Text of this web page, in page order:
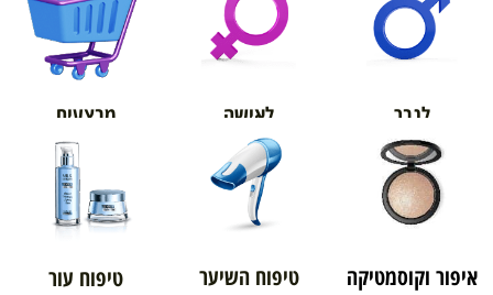
אורטופדיה
לגבר לאישה מבצעים
איפור וקוסמטיקה טיפוח השיער טיפוח עור